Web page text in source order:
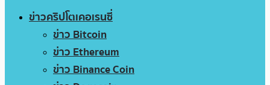
ข่าวคริปโตเคอเรนซี่
ข่าว Bitcoin
ข่าว Ethereum
ข่าว Binance Coin